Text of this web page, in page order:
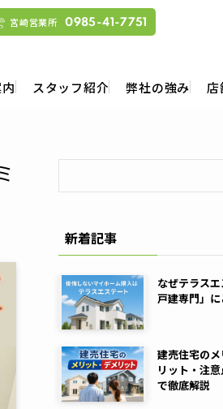
宮崎営業所 0985-41-7751
スタッフ紹介 弊社の強み 店
新着記事
なぜテラス
戸建専門」
建売住宅の
リット・注
で徹底解説